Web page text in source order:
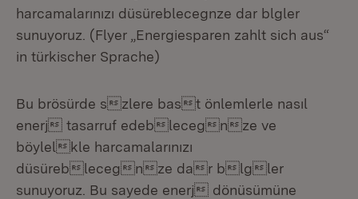
harcamalarınızı düsüreblecegnze dar blgler
sunuyoruz. (Flyer „Energiesparen zahlt sich aus“
in türkischer Sprache)
Bu brösürde szlere bast önlemlerle nasıl
enerj tasarruf edeblecegnze ve
böylelkle harcamalarınızı
düsüreblecegnze dar blgler
sunuyoruz. Bu sayede enerj dönüsümüne